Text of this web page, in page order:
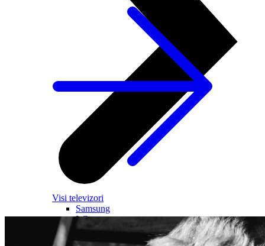
Visi televizori
Samsung
LG
Xiaomi
TCL